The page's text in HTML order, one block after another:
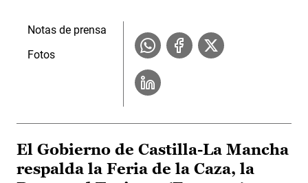
Notas de prensa
Fotos
El Gobierno de Castilla-La Mancha
respalda la Feria de la Caza, la